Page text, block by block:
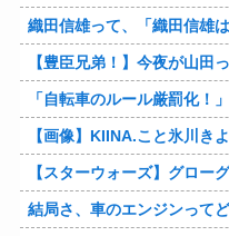
織田信雄って、「織田信雄はバカ」と歴史に書か
【豊臣兄弟！】今夜が山田
「自転車のルール厳罰化！
【画像】KIINA.こと氷川きよし
【スターウォーズ】グロ
結局さ、車のエンジンって